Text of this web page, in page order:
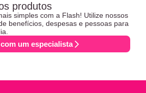
produtos
simples com a Flash! Utilize nossos
benefícios, despesas e pessoas para
um especialista